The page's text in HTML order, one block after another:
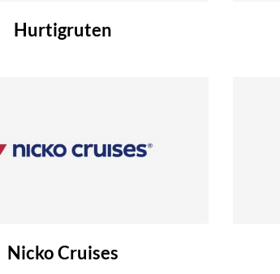
Hurtigruten
Nicko Cruises